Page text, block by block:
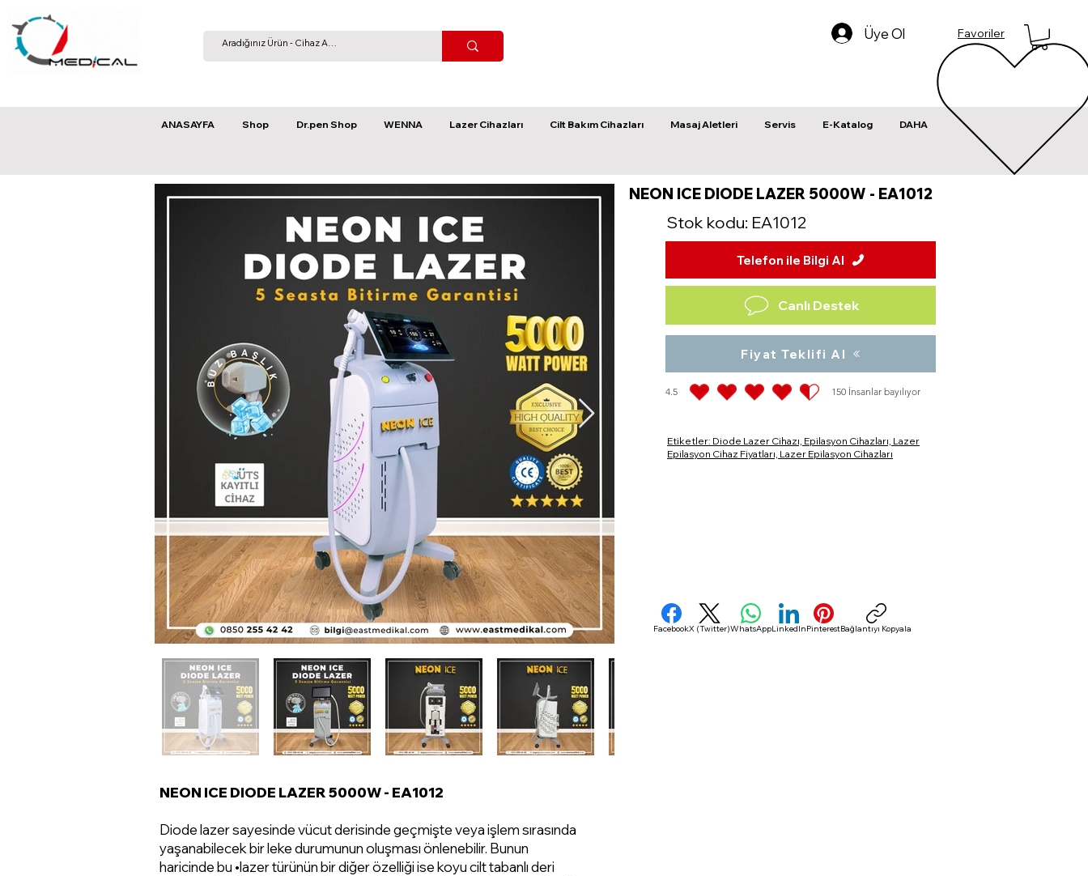
Üye Ol Favoriler
ANASAYFA Shop Dr.pen Shop WENNA Lazer Cihazları Cilt Bakım Cihazları Masaj Aletleri Servis E-Katalog DAHA
NEON ICE DIODE LAZER 5000W - EA1012
Stok kodu: EA1012
Telefon ile Bilgi Al
Canlı Destek
Fiyat Teklifi Al
4.5 150 İnsanlar bayılıyor
ortalama puan 4.5 5 üzerinden, toplam 150 oy, İnsanlar bayılıyor
Etiketler: Diode Lazer Cihazı, Epilasyon Cihazları, Lazer
Epilasyon Cihaz Fiyatları, Lazer Epilasyon Cihazları
FacebookX (Twitter)WhatsAppLinkedInPinterestBağlantıyı Kopyala
NEON ICE DIODE LAZER 5000W - EA1012
Diode lazer sayesinde vücut derisinde geçmişte veya işlem sırasında
yaşanabilecek bir leke durumunun oluşması önlenebilir. Bunun
haricinde bu •lazer türünün bir diğer özelliği ise koyu cilt tabanlı deri